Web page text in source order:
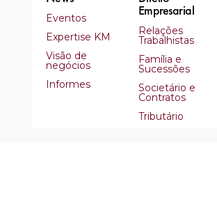
Eventos
Expertise KM
Visão de
negócios
Informes
Empresarial
Relações
Trabalhistas
Família e
Sucessões
Societário e
Contratos
Tributário